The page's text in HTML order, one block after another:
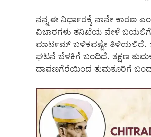
ನನ್ನ ಈ ನಿರ್ಧಾರಕ್ಕೆ ನಾನೇ ಕಾರಣ
ವಿಚಾರಗಳು ತನಿಖೆಯ ವೇಳೆ ಬಯಲಿಗೆ
ಮಾರ್ಟಮ್ ಬಳಿಕವಷ್ಟೇ ತಿಳಿಯಲಿದೆ.
ಘಟನೆ ಬೆಳಕಿಗೆ ಬಂದಿದೆ. ತಕ್ಷಣ
ದಾವಣಗೆರೆಯಿಂದ ತುಮಕೂರಿಗೆ ಬಂದು